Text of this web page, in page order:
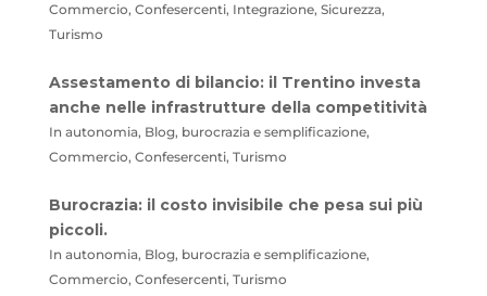
Commercio, Confesercenti, Integrazione, Sicurezza,
Turismo
Assestamento di bilancio: il Trentino investa
anche nelle infrastrutture della competitività
In autonomia, Blog, burocrazia e semplificazione,
Commercio, Confesercenti, Turismo
Burocrazia: il costo invisibile che pesa sui più
piccoli.
In autonomia, Blog, burocrazia e semplificazione,
Commercio, Confesercenti, Turismo